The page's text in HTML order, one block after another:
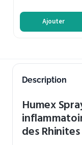
Ajouter
Description
Humex
des